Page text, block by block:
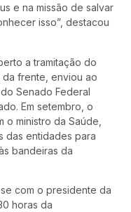
e na missão de salvar
isso”, destacou
a tramitação do
frente, enviou ao
Senado Federal
Em setembro, o
ministro da Saúde,
das entidades para
bandeiras da
com o presidente da
horas da